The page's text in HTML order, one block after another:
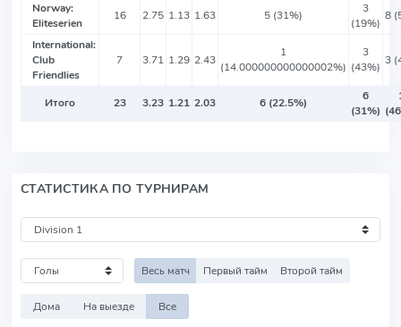
Norway:
Eliteserien
16 2.75 1.13 1.63 5 (31%)
3
(19%)
8
International:
Club
Friendlies
7 3.71 1.29 2.43
1
(14.000000000000002%)
3
(43%) 3
Итого 23 3.23 1.21 2.03 6 (22.5%)
6
(31%)
СТАТИСТИКА ПО ТУРНИРАМ
Весь матч Первый тайм Второй тайм
Дома На выезде Все